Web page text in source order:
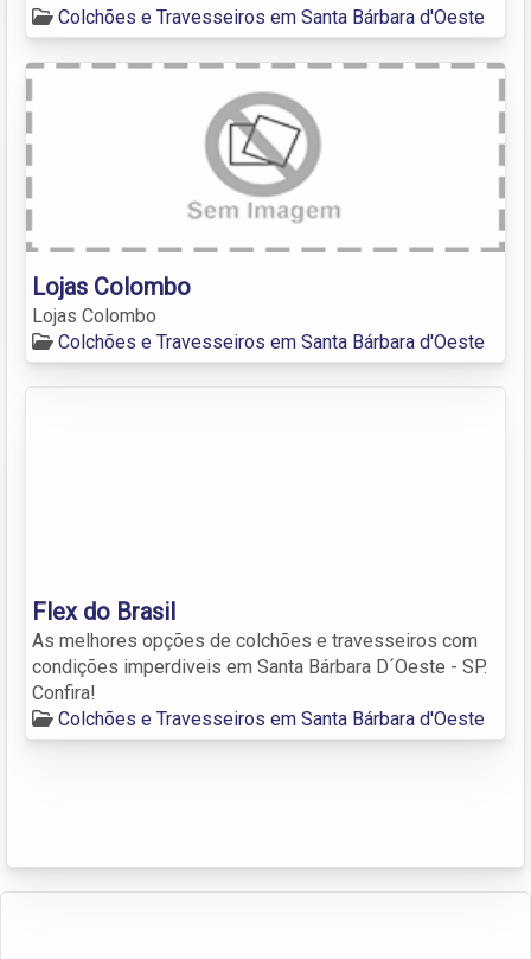
Colchões e Travesseiros em Santa Bárbara d'Oeste
Lojas Colombo
Lojas Colombo
Colchões e Travesseiros em Santa Bárbara d'Oeste
Flex do Brasil
As melhores opções de colchões e travesseiros com
condições imperdiveis em Santa Bárbara D´Oeste - SP.
Confira!
Colchões e Travesseiros em Santa Bárbara d'Oeste